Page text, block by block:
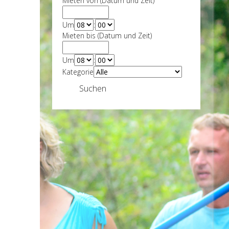
Um
:
Mieten bis (Datum und Zeit)
Um
:
Kategorie
Suchen